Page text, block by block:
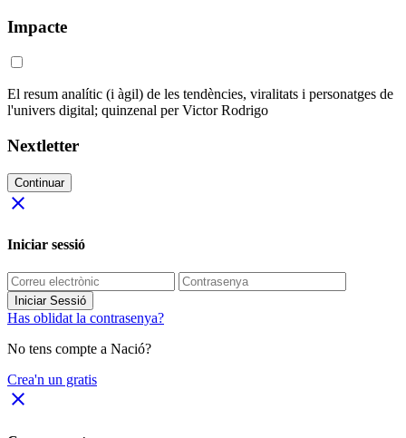
Impacte
El resum analític (i àgil) de les tendències, viralitats i personatges de
l'univers digital; quinzenal per Victor Rodrigo
Nextletter
Continuar
close
Iniciar sessió
Iniciar Sessió
Has oblidat la contrasenya?
No tens compte a Nació?
Crea'n un gratis
close